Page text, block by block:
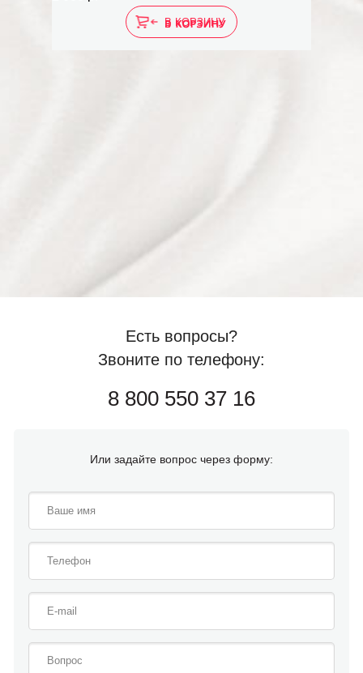
В КОРЗИНУ
Есть вопросы?
Звоните по телефону:
8 800 550 37 16
Или задайте вопрос через форму: